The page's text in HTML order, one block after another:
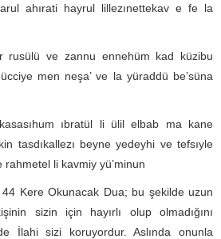
ahırati hayrul lillezınettekav e fe la
rusülü ve zannu ennehüm kad küzibu
men neşa’ ve la yüraddü be’süna
ıbratül li ülil elbab ma kane
tasdıkallezı beyne yedeyhi ve tefsıyle
rahmetel li kavmiy yü’minun
Kere Okunacak Dua; bu şekilde uzun
sizin için hayırlı olup olmadığını
İlahi sizi koruyordur. Aslında onunla